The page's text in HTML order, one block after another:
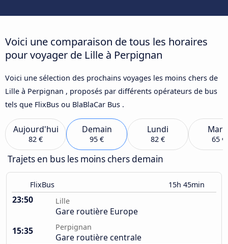
Voici une comparaison de tous les horaires
pour voyager de Lille à Perpignan
Voici une sélection des prochains voyages les moins chers de
Lille à Perpignan , proposés par différents opérateurs de bus
tels que FlixBus ou BlaBlaCar Bus .
Aujourd'hui
82 €
Demain
95 €
Lundi
82 € 65 €
Trajets en bus les moins chers demain
FlixBus 15h 45min
23:50 Lille
Gare routière Europe
15:35
Perpignan
Gare routière centrale